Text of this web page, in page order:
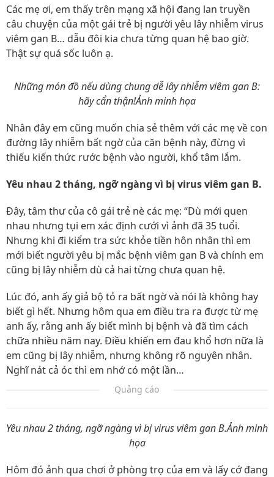
Các mẹ ơi, em thấy trên mạng xã hội đang lan truyền
câu chuyện của một gái trẻ bị người yêu lây nhiễm virus
viêm gan B… dẫu đôi kia chưa từng quan hệ bao giờ.
Thật sự quá sốc luôn ạ.
Những món đồ nếu dùng chung dễ lây nhiễm viêm gan B:
hãy cẩn thận!Ảnh minh họa
Nhân đây em cũng muốn chia sẻ thêm với các mẹ về con
đường lây nhiễm bất ngờ của căn bệnh này, đừng vì
thiếu kiến thức rước bệnh vào người, khổ tâm lắm.
Yêu nhau 2 tháng, ngỡ ngàng vì bị virus viêm gan B.
Đây, tâm thư của cô gái trẻ nè các mẹ: “Dù mới quen
nhau nhưng tụi em xác định cưới vì ảnh đã 35 tuổi.
Nhưng khi đi kiểm tra sức khỏe tiền hôn nhân thì em
mới biết người yêu bị mắc bệnh viêm gan B và chính em
cũng bị lây nhiễm dù cả hai từng chưa quan hệ.
Lúc đó, anh ấy giả bộ tỏ ra bất ngờ và nói là không hay
biết gì hết. Nhưng hôm qua em điều tra ra được từ mẹ
anh ấy, rằng anh ấy biết mình bị bệnh và đã tìm cách
chữa nhiều năm nay. Điều khiến em đau khổ hơn nữa là
em cũng bị lây nhiễm, nhưng không rõ nguyên nhân.
Nghĩ nát cả óc thì em nhớ có một lần…
Quảng cáo
Yêu nhau 2 tháng, ngỡ ngàng vì bị virus viêm gan B.Ảnh minh
họa
Hôm đó ảnh qua chơi ở phòng trọ của em và lấy cớ đang